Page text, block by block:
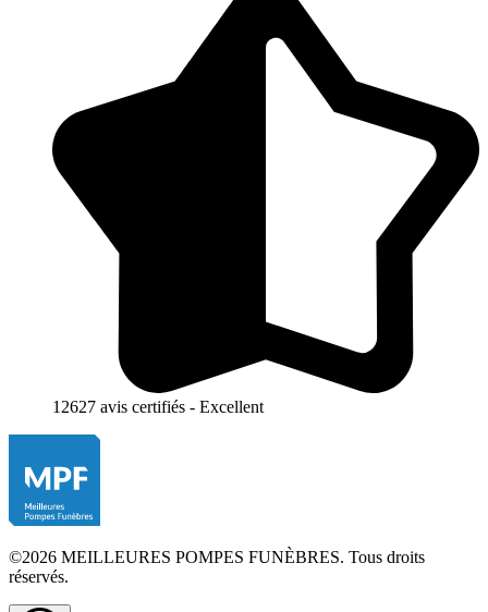
12627 avis certifiés - Excellent
©2026 MEILLEURES POMPES FUNÈBRES. Tous droits
réservés.